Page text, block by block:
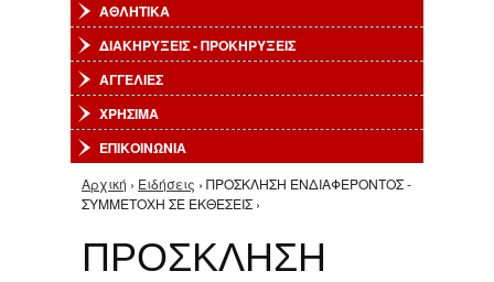
ΑΘΛΗΤΙΚΑ
ΔΙΑΚΗΡΥΞΕΙΣ - ΠΡΟΚΗΡΥΞΕΙΣ
ΑΓΓΕΛΙΕΣ
ΧΡΗΣΙΜΑ
ΕΠΙΚΟΙΝΩΝΙΑ
Είστε εδώ
Αρχική › Ειδήσεις › ΠΡΟΣΚΛΗΣΗ ΕΝΔΙΑΦΕΡΟΝΤΟΣ -
ΣΥΜΜΕΤΟΧΗ ΣΕ ΕΚΘΕΣΕΙΣ ›
ΠΡΟΣΚΛΗΣΗ